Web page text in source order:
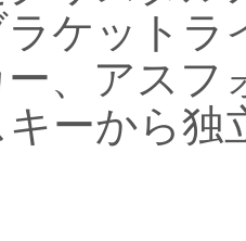
ケットラ
、アスフ
ーから独